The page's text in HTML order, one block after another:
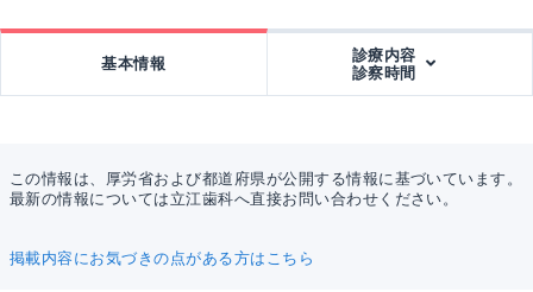
基本情報
診療内容
診察時間
この情報は、厚労省および都道府県が公開する情報に基づいています。
最新の情報については立江歯科へ直接お問い合わせください。
掲載内容にお気づきの点がある方はこちら